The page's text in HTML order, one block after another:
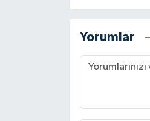
Yorumlar
Konya Müftülüğü
Kütahya Müftülüğü